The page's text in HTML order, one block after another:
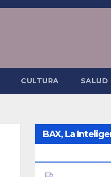
CULTURA SALUD
BAX, La